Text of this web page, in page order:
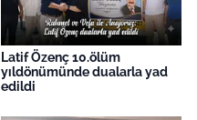
Latif Özenç 10.ölüm
yıldönümünde dualarla yad
edildi